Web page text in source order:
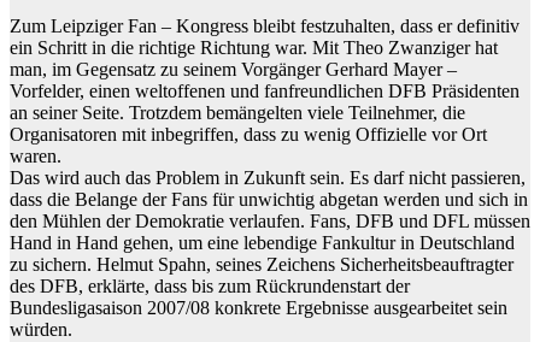
Zum Leipziger Fan – Kongress bleibt festzuhalten, dass er definitiv
ein Schritt in die richtige Richtung war. Mit Theo Zwanziger hat
man, im Gegensatz zu seinem Vorgänger Gerhard Mayer –
Vorfelder, einen weltoffenen und fanfreundlichen DFB Präsidenten
an seiner Seite. Trotzdem bemängelten viele Teilnehmer, die
Organisatoren mit inbegriffen, dass zu wenig Offizielle vor Ort
waren.
Das wird auch das Problem in Zukunft sein. Es darf nicht passieren,
dass die Belange der Fans für unwichtig abgetan werden und sich in
den Mühlen der Demokratie verlaufen. Fans, DFB und DFL müssen
Hand in Hand gehen, um eine lebendige Fankultur in Deutschland
zu sichern. Helmut Spahn, seines Zeichens Sicherheitsbeauftragter
des DFB, erklärte, dass bis zum Rückrundenstart der
Bundesligasaison 2007/08 konkrete Ergebnisse ausgearbeitet sein
würden.